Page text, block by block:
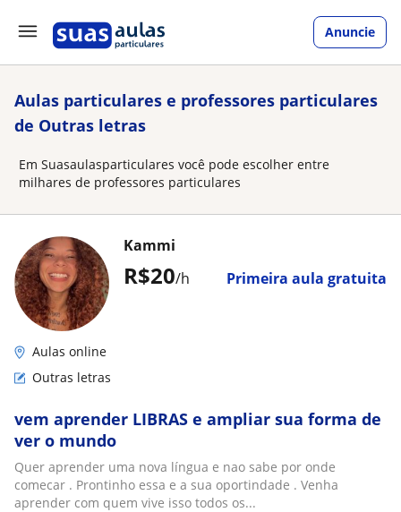
Anuncie
Aulas particulares e professores particulares
de Outras letras
Em Suasaulasparticulares você pode escolher entre
milhares de professores particulares
R$20/h Primeira aula gratuita
Kammi
Aulas online
Outras letras
vem aprender LIBRAS e ampliar sua forma de
ver o mundo
Quer aprender uma nova língua e nao sabe por onde
comecar . Prontinho essa e a sua oportindade . Venha
aprender com quem vive isso todos os...